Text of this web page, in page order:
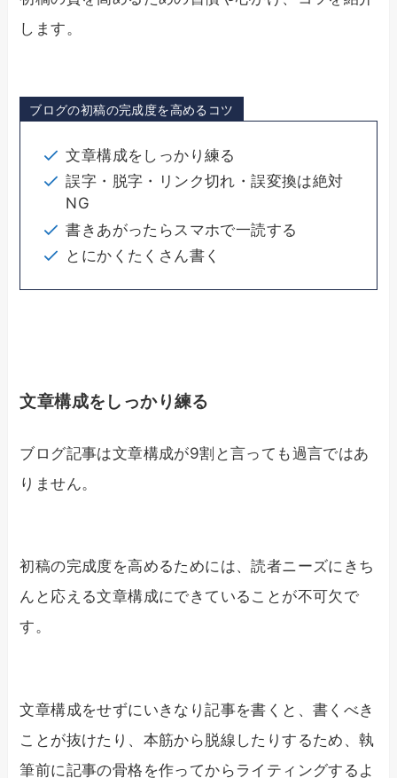
します。
ブログの初稿の完成度を高めるコツ
文章構成をしっかり練る
誤字・脱字・リンク切れ・誤変換は絶対
NG
書きあがったらスマホで一読する
とにかくたくさん書く
文章構成をしっかり練る
ブログ記事は文章構成が9割と言っても過言ではあ
りません。
初稿の完成度を高めるためには、読者ニーズにきち
んと応える文章構成にできていることが不可欠で
す。
文章構成をせずにいきなり記事を書くと、書くべき
ことが抜けたり、本筋から脱線したりするため、執
筆前に記事の骨格を作ってからライティングするよ